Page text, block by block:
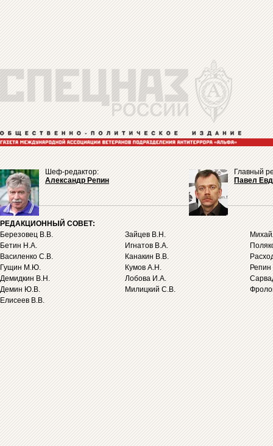
Шеф-редактор:
Александр Репин
Главный
Павел
РЕДАКЦИОННЫЙ СОВЕТ:
Березовец В.В.
Бетин Н.А.
Василенко С.В.
Гущин М.Ю.
Демидкин В.Н.
Демин Ю.В.
Елисеев В.В.
Зайцев В.Н.
Игнатов В.А.
Канакин В.В.
Кумов А.Н.
Лобова И.А.
Милицкий С.В.
Репин